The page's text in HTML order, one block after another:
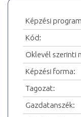
Képzési
Kód:
Oklevél szerinti
Képzési forma:
Tagozat:
Gazdatanszék: